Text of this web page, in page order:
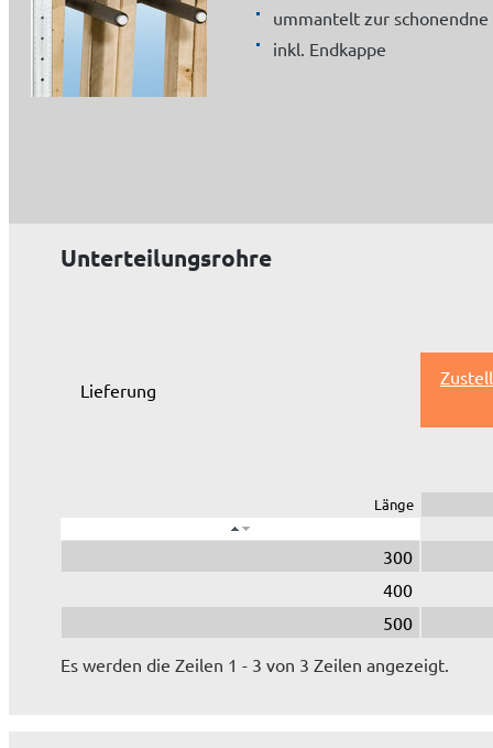
ummantelt zur
inkl. Endkappe
Unterteilungsrohre
Lieferung
Länge
300
400
500
Es werden die Zeilen 1 - 3 von 3 Zeilen angezeigt.